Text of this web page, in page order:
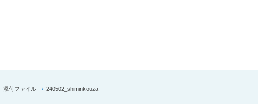
添付ファイル 240502_shiminkouza